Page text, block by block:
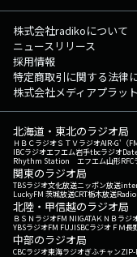
株式会社radikoについて
ニュースリリース
採用情報
特定商取引に関する法律
株式会社メディアプラッ
北海道・東北のラジオ局
ＨＢＣラジオＳＴＶラジオAIR-G'（
IBCラジオエフエム岩手tbcラジオ
Rhythm Station エフエム山形
関東のラジオ局
TBSラジオ文化放送ニッポン放送
LuckyFM 茨城放送CRT栃木放送
北陸・甲信越のラジオ局
ＢＳＮラジオFM NIIGATAＫＮＢラジ
YBSラジオFM FUJISBCラジオ ＦＭ長
中部のラジオ局
CBCラジオ東海ラジオぎふチャンZIP-